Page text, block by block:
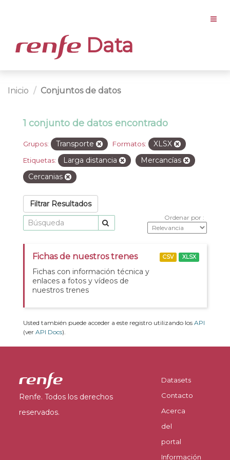
Data
Inicio Conjuntos de datos
1 conjunto de datos encontrado
Grupos: Transporte Formatos: XLSX
Etiquetas: Larga distancia
Mercancías
Cercanias
Filtrar Resultados
Ordenar por
Fichas de nuestros trenes
Fichas con información técnica y
enlaces a fotos y vídeos de
nuestros trenes
CSV XLSX
Usted también puede acceder a este registro utilizando los API
(ver API Docs).
Renfe. Todos los derechos
reservados.
Datasets
Contacto
Acerca
del
portal
Información